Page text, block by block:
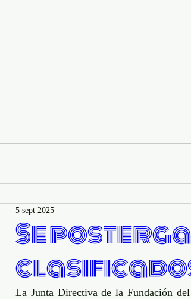
Se
5 sept 2025
La Junta Directiva de la Fundación